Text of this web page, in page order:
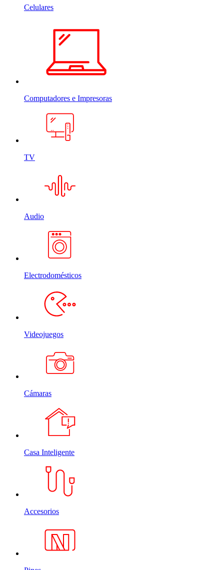
Celulares
Computadores e Impresoras
TV
Audio
Electrodomésticos
Videojuegos
Cámaras
Casa Inteligente
Accesorios